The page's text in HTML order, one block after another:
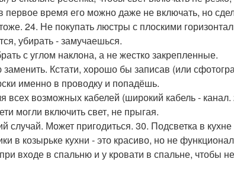
время его можно даже не включать, но
24. Не покупать люстры с плоскими
убирать - замучаешься.
с углом наклона, а не жестко закрепленные.
заменить. Кстати, хорошо бы записав (или
именно в проводку и попадёшь.
всех возможных кабелей (широкий кабель -
могли включить свет, не прыгая.
случай. Может пригодиться. 30. Подсветка в
в козырьке кухни - это красиво, но не
входе в спальню и у кровати в спальне, чтобы